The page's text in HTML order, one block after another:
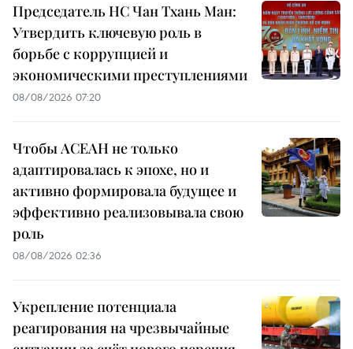
Председатель НС Чан Тхань Ман:
Утвердить ключевую роль в
борьбе с коррупцией и
экономическими преступлениями
08/08/2026 07:20
Чтобы АСЕАН не только
адаптировалась к эпохе, но и
активно формировала будущее и
эффективно реализовывала свою
роль
08/08/2026 02:36
Укрепление потенциала
реагирования на чрезвычайные